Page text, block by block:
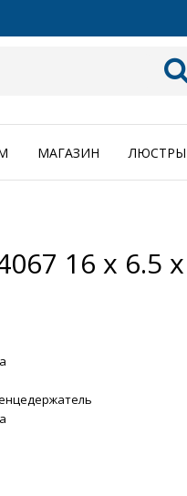
МАГАЗИН ЛЮСТРЫ
16 x 6.5